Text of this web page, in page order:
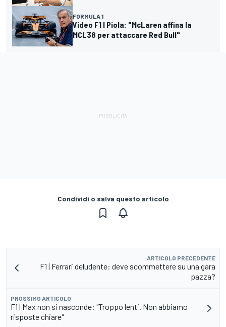
FORMULA 1
Video F1 | Piola: "McLaren affina la
MCL38 per attaccare Red Bull"
Condividi o salva questo articolo
ARTICOLO PRECEDENTE
F1 | Ferrari deludente: deve scommettere su una gara
pazza?
PROSSIMO ARTICOLO
F1 | Max non si nasconde: "Troppo lenti. Non abbiamo
risposte chiare"